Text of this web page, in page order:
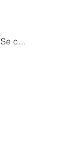
Se connecter